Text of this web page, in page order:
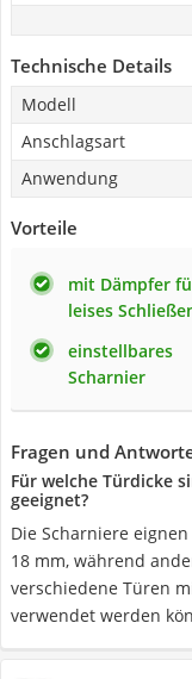
Technische Details
Modell
Anschlagsart
Anwendung
Vorteile
mit Dämpfer
leises
einstellbares
Scharnier
Fragen und
Für welche Türdicke
geeignet?
Die Scharniere
18 mm, während
verschiedene Türen
verwendet werden